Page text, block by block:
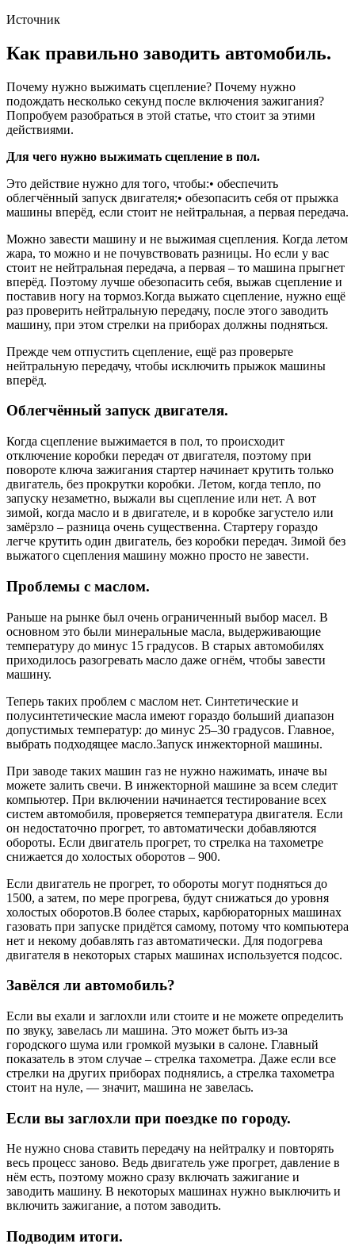
Источник
Как правильно заводить автомобиль.
Почему нужно выжимать сцепление? Почему нужно
подождать несколько секунд после включения зажигания?
Попробуем разобраться в этой статье, что стоит за этими
действиями.
Для чего нужно выжимать сцепление в пол.
Это действие нужно для того, чтобы:• обеспечить
облегчённый запуск двигателя;• обезопасить себя от прыжка
машины вперёд, если стоит не нейтральная, а первая передача.
Можно завести машину и не выжимая сцепления. Когда летом
жара, то можно и не почувствовать разницы. Но если у вас
стоит не нейтральная передача, а первая – то машина прыгнет
вперёд. Поэтому лучше обезопасить себя, выжав сцепление и
поставив ногу на тормоз.Когда выжато сцепление, нужно ещё
раз проверить нейтральную передачу, после этого заводить
машину, при этом стрелки на приборах должны подняться.
Прежде чем отпустить сцепление, ещё раз проверьте
нейтральную передачу, чтобы исключить прыжок машины
вперёд.
Облегчённый запуск двигателя.
Когда сцепление выжимается в пол, то происходит
отключение коробки передач от двигателя, поэтому при
повороте ключа зажигания стартер начинает крутить только
двигатель, без прокрутки коробки. Летом, когда тепло, по
запуску незаметно, выжали вы сцепление или нет. А вот
зимой, когда масло и в двигателе, и в коробке загустело или
замёрзло – разница очень существенна. Стартеру гораздо
легче крутить один двигатель, без коробки передач. Зимой без
выжатого сцепления машину можно просто не завести.
Проблемы с маслом.
Раньше на рынке был очень ограниченный выбор масел. В
основном это были минеральные масла, выдерживающие
температуру до минус 15 градусов. В старых автомобилях
приходилось разогревать масло даже огнём, чтобы завести
машину.
Теперь таких проблем с маслом нет. Синтетические и
полусинтетические масла имеют гораздо больший диапазон
допустимых температур: до минус 25–30 градусов. Главное,
выбрать подходящее масло.Запуск инжекторной машины.
При заводе таких машин газ не нужно нажимать, иначе вы
можете залить свечи. В инжекторной машине за всем следит
компьютер. При включении начинается тестирование всех
систем автомобиля, проверяется температура двигателя. Если
он недостаточно прогрет, то автоматически добавляются
обороты. Если двигатель прогрет, то стрелка на тахометре
снижается до холостых оборотов – 900.
Если двигатель не прогрет, то обороты могут подняться до
1500, а затем, по мере прогрева, будут снижаться до уровня
холостых оборотов.В более старых, карбюраторных машинах
газовать при запуске придётся самому, потому что компьютера
нет и некому добавлять газ автоматически. Для подогрева
двигателя в некоторых старых машинах используется подсос.
Завёлся ли автомобиль?
Если вы ехали и заглохли или стоите и не можете определить
по звуку, завелась ли машина. Это может быть из-за
городского шума или громкой музыки в салоне. Главный
показатель в этом случае – стрелка тахометра. Даже если все
стрелки на других приборах поднялись, а стрелка тахометра
стоит на нуле, — значит, машина не завелась.
Если вы заглохли при поездке по городу.
Не нужно снова ставить передачу на нейтралку и повторять
весь процесс заново. Ведь двигатель уже прогрет, давление в
нём есть, поэтому можно сразу включать зажигание и
заводить машину. В некоторых машинах нужно выключить и
включить зажигание, а потом заводить.
Подводим итоги.